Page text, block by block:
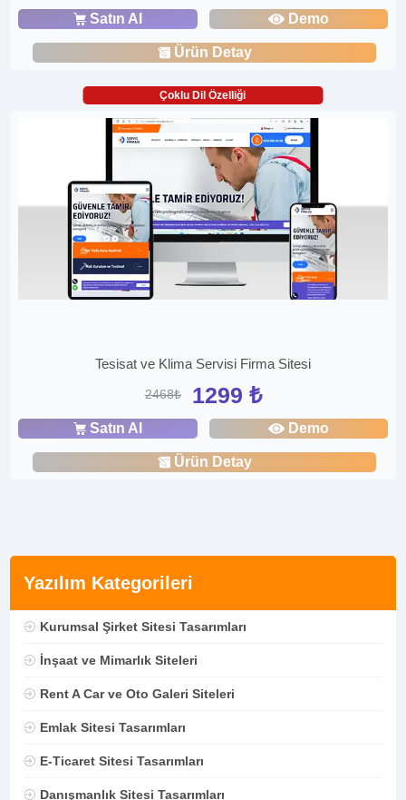
Yazılım Kategorileri
Kurumsal Şirket Sitesi Tasarımları
İnşaat ve Mimarlık Siteleri
Rent A Car ve Oto Galeri Siteleri
Emlak Sitesi Tasarımları
E-Ticaret Sitesi Tasarımları
Danışmanlık Sitesi Tasarımları
Satın Al Demo
Ürün Detay
Çoklu Dil Özelliği
Tesisat ve Klima Servisi Firma Sitesi
2468₺ 1299 ₺
Satın Al Demo
Ürün Detay